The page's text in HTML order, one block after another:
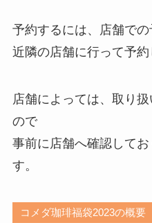
予約するには、店舗で
近隣の店舗に行って予約
店舗によっては、取り
ので
事前に店舗へ確認して
す。
コメダ珈琲福袋2023の概要